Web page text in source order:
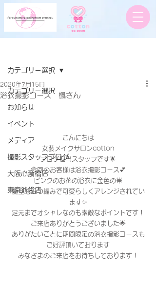
カテゴリー選択
お知らせ
イベント
メディア
撮影スタッフブログ
大阪心斎橋店
東京池袋店
カテゴリー選択
浴衣撮影コース 楓さん
2020年7月15日
こんにちは
女装メイクサロンcotton
ブログ担当スタッフです🌟
今回のお客様は浴衣撮影コース💕
ピンクのお花の浴衣に金色の帯
髪型も三つ編みで可愛らしくアレンジされてい
ます✨
足元までオシャレなのも素敵なポイントです！
ご来店ありがとうございました🌟
ありがたいことに期間限定の浴衣撮影コースも
ご好評頂いております
みなさまのご来店をお待ちしております！